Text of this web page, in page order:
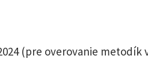
(pre overovanie metodík